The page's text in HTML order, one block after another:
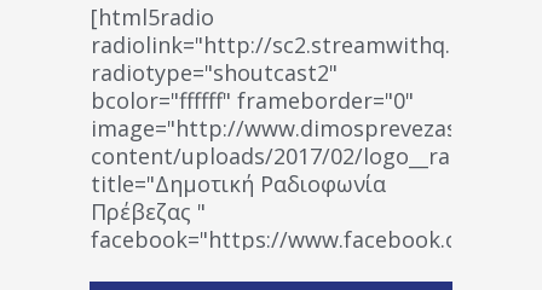
[html5radio
radiolink="http://
radiotype="shoutcast2"
bcolor="ffffff" frameborder="0"
image="http://www.dimosprevezas.gr/wp-
content/uploads/2017/02/
title="Δημοτική Ραδιοφωνία
Πρέβεζας "
facebook="https://www.facebook.com/